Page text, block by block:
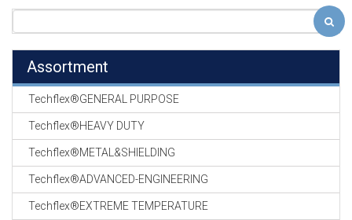
Assortment
Techflex®GENERAL PURPOSE
Techflex®HEAVY DUTY
Techflex®METAL&SHIELDING
Techflex®ADVANCED-ENGINEERING
Techflex®EXTREME TEMPERATURE